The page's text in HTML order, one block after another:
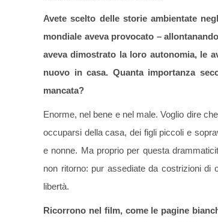
Avete scelto delle storie ambientate
mondiale aveva provocato –
aveva dimostrato la loro autonomia, le
nuovo in casa. Quanta importanza
mancata?
Enorme, nel bene e nel male. Voglio dire
occuparsi della casa, dei figli piccoli e
e nonne. Ma proprio per questa
non ritorno: pur assediate da costrizioni di
libertà.
Ricorrono nel film, come le pagine